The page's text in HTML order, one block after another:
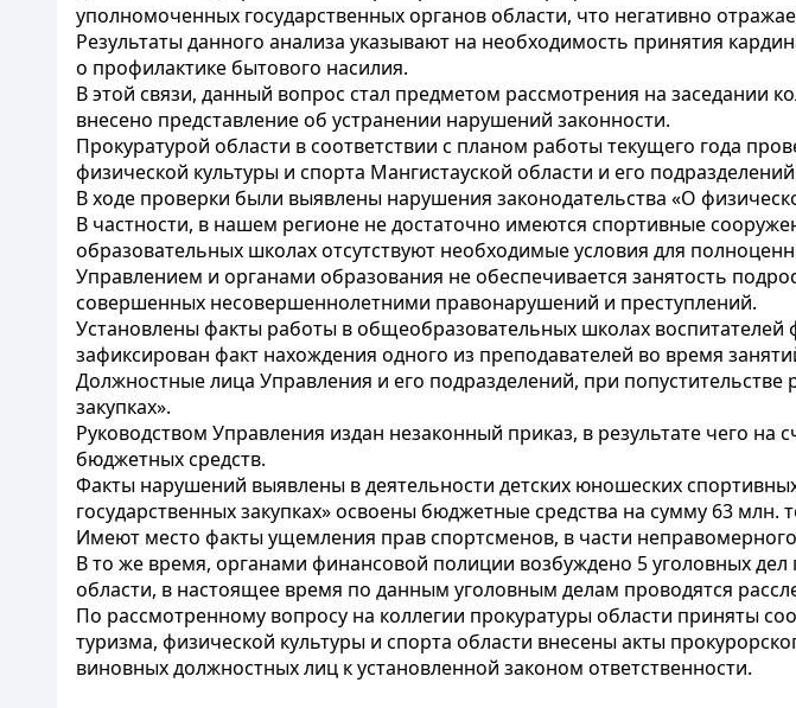
уполномоченных государственных органов области, что негативно
Результаты данного анализа указывают на необходимость принятия
о профилактике бытового насилия.
В этой связи, данный вопрос стал предметом рассмотрения на заседании
внесено представление об устранении нарушений законности.
Прокуратурой области в соответствии с планом работы текущего года
физической культуры и спорта Мангистауской области и его
В ходе проверки были выявлены нарушения законодательства «О
В частности, в нашем регионе не достаточно имеются спортивные
образовательных школах отсутствуют необходимые условия для
Управлением и органами образования не обеспечивается занятость
совершенных несовершеннолетними правонарушений и преступлений.
Установлены факты работы в общеобразовательных школах
зафиксирован факт нахождения одного из преподавателей во время
Должностные лица Управления и его подразделений, при
закупках».
Руководством Управления издан незаконный приказ, в результате чего
бюджетных средств.
Факты нарушений выявлены в деятельности детских юношеских
государственных закупках» освоены бюджетные средства на сумму 63 млн.
Имеют место факты ущемления прав спортсменов, в части
В то же время, органами финансовой полиции возбуждено 5 уголовных
области, в настоящее время по данным уголовным делам проводятся
По рассмотренному вопросу на коллегии прокуратуры области приняты
туризма, физической культуры и спорта области внесены акты
виновных должностных лиц к установленной законом ответственности.